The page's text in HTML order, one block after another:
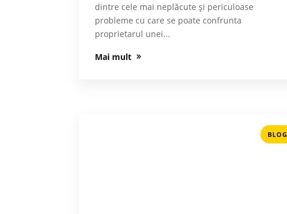
dintre cele mai neplăcute și periculoase
probleme cu care se poate confrunta
proprietarul unei...
Mai mult
BLOG